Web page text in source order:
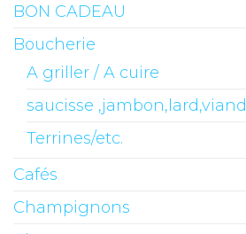
BON CADEAU
Boucherie
A griller / A cuire
saucisse
Terrines/etc.
Cafés
Champignons